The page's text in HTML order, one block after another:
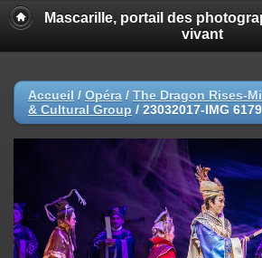
Mascarille, portail des
vivant
Accueil / Opéra / The Dragon Rises-
& Cultural Group / 23032017-IMG